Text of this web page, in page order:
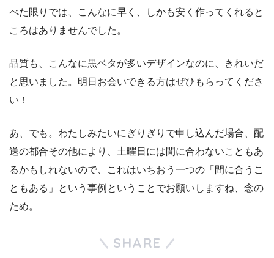
べた限りでは、こんなに早く、しかも安く作ってくれると
ころはありませんでした。
品質も、こんなに黒ベタが多いデザインなのに、きれいだ
と思いました。明日お会いできる方はぜひもらってくださ
い！
あ、でも。わたしみたいにぎりぎりで申し込んだ場合、配
送の都合その他により、土曜日には間に合わないこともあ
るかもしれないので、これはいちおう一つの「間に合うこ
ともある」という事例ということでお願いしますね、念の
ため。
SHARE